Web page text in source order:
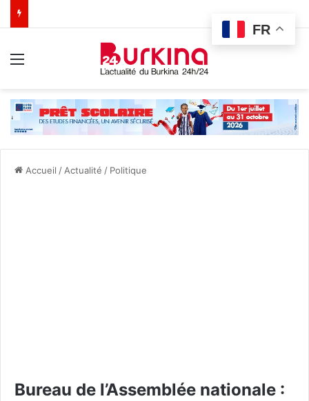
Accueil / Actualité / Politique
Bureau de l’Assemblée nationale :
FR